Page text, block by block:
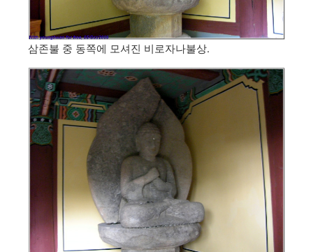
삼존불 중 동쪽에 모셔진 비로자나불상.